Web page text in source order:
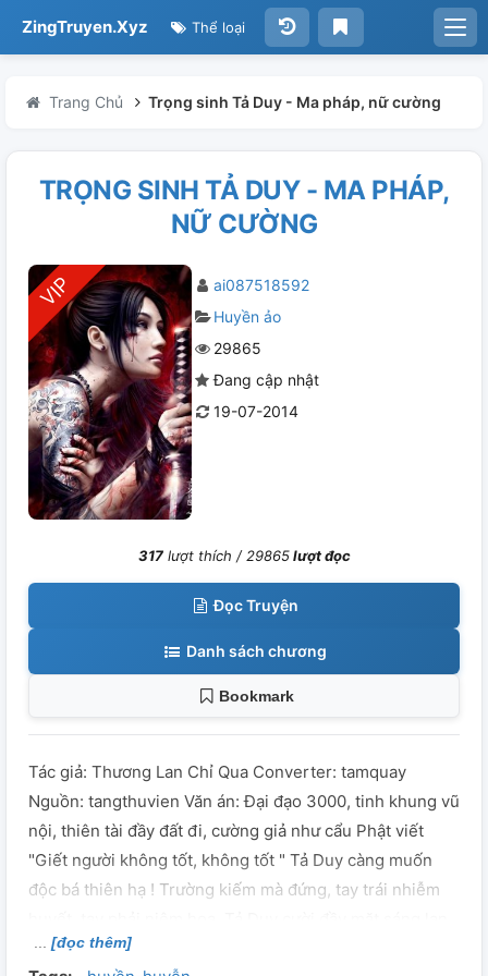
ZingTruyen.Xyz Thể loại
Trang Chủ Trọng sinh Tả Duy - Ma pháp, nữ cường
TRỌNG SINH TẢ DUY - MA PHÁP,
NỮ CƯỜNG
ai087518592
Huyền ảo
29865
Đang cập nhật
19-07-2014
317lượt thích /29865lượt đọc
Đọc Truyện
Danh sách chương
Bookmark
Tác giả: Thương Lan Chỉ Qua Converter: tamquay
Nguồn: tangthuvien Văn án: Đại đạo 3000, tinh khung vũ
nội, thiên tài đầy đất đi, cường giả như cẩu Phật viết
"Giết người không tốt, không tốt " Tả Duy càng muốn
độc bá thiên hạ ! Trường kiếm mà đứng, tay trái nhiễm
"Xin hỏi các hạ, ngươi muốn chết như thế nào tới?" Phật
[đọc thêm]